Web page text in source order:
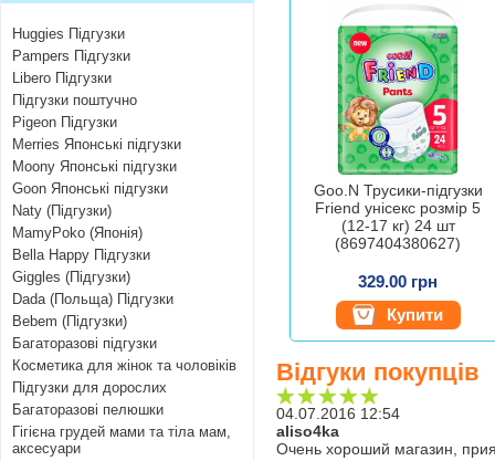
Huggies Підгузки
Pampers Підгузки
Libero Підгузки
Підгузки поштучно
Pigeon Підгузки
Merries Японські підгузки
Moony Японські підгузки
Goon Японські підгузки
Naty (Підгузки)
MamyPoko (Японія)
Bella Happy Підгузки
Giggles (Підгузки)
Dada (Польща) Підгузки
Bebem (Підгузки)
Багаторазові підгузки
Косметика для жінок та чоловіків
Підгузки для дорослих
Багаторазові пелюшки
Гігієна грудей мами та тіла мам,
аксесуари
Goo.N Трусики-підгузки
Friend унісекс розмір 5
(12-17 кг) 24 шт
(8697404380627)
329.00 грн
Купити
Відгуки покупців
04.07.2016 12:54
aliso4ka
Очень хороший магазин,